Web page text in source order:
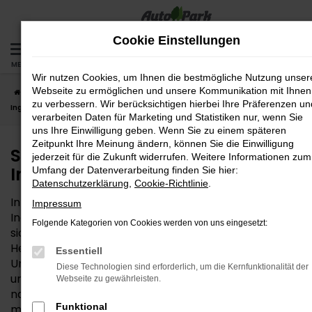
Zum
springen
MENÜ
Startseite Ingolstadt Seat
Seat Ibiza – die gute Wahl für
Ingolstadt
Seat Ibiza – die gute Wahl für
Ingolstadt
Interesse an einem Seat Ibiza? Für Ihre Mobilität in
Ingolstadt und Umgebung ist dieses Fahrzeug ganz
sicher eine gute Wahl. Die Qualität steht beim
Hersteller Seat außer Frage und zeigt sich in vollem
Umfang auch im Ibiza. Hinzu kommt ein fairer Preis
und die Vielseitigkeit, die dieses Modell so passend für
nahezu alle Anforderungen in der Region Ingolstadt
Cookie Einstellungen
Wir nutzen Cookies, um Ihnen die bestmögliche Nutzung
Webseite zu ermöglichen und unsere Kommunikation mit Ihnen
zu verbessern. Wir berücksichtigen hierbei Ihre Präferenzen
verarbeiten Daten für Marketing und Statistiken nur, wenn Sie
uns Ihre Einwilligung geben. Wenn Sie zu einem späteren
Zeitpunkt Ihre Meinung ändern, können Sie die Einwilligung
jederzeit für die Zukunft widerrufen. Weitere Informationen zum
Umfang der Datenverarbeitung finden Sie hier:
Datenschutzerklärung Cookie-Richtlinie
Impressum
Folgende Kategorien von Cookies werden von uns eingesetzt:
Essentiell
Diese Technologien sind erforderlich, um die Kernfunktionalität der
Webseite zu gewährleisten.
Funktional